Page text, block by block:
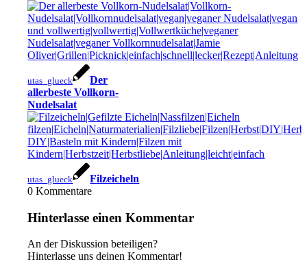
utas_glueck
Der
allerbeste Vollkorn-
Nudelsalat
utas_glueck
Filzeicheln
0 Kommentare
Hinterlasse einen Kommentar
An der Diskussion beteiligen?
Hinterlasse uns deinen Kommentar!